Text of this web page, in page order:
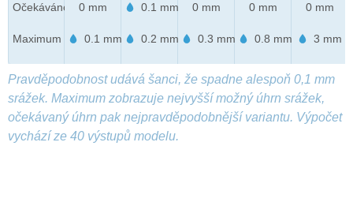
Očekáváno
Maximum
0 mm
0.1 mm
0.1 mm
0.2 mm
0 mm
0.3 mm
0 mm
0.8 mm
0 mm
3 mm
Pravděpodobnost udává šanci, že spadne alespoň 0,1 mm
srážek. Maximum zobrazuje nejvyšší možný úhrn srážek,
očekávaný úhrn pak nejpravděpodobnější variantu. Výpočet
vychází ze 40 výstupů modelu.